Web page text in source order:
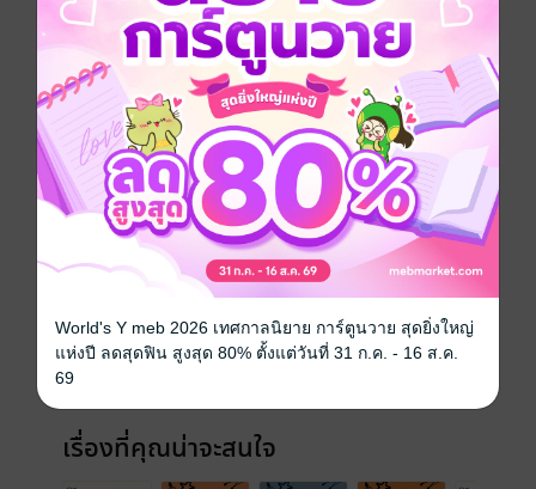
แบบฝึกที่หลากหลายรูปแบบ พร้อมเฉลยท้ายเล่ม เหมาะ
สำหรับทำแบบฝึกก่อนสอบ
ภาษาไทย หนังสือเรียน ป.4
ประเภทไฟล์ pdf
ความยาว 153 หน้า
ราคาปก
เรื่องที่คุณน่าจะสนใจ
World's Y meb 2026 เทศกาลนิยาย การ์ตูนวาย สุดยิ่งใหญ่
แห่งปี ลดสุดฟิน สูงสุด 80% ตั้งแต่วันที่ 31 ก.ค. - 16 ส.ค.
69